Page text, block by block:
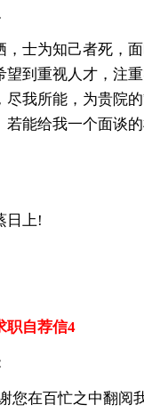
，士为知己者死，
望到重视人才，注
尽我所能，为贵院
若能给我一个面谈
日上!
职自荐信4
您在百忙之中翻阅